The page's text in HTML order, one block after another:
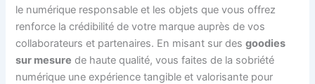
le numérique responsable et les objets que vous offrez
renforce la crédibilité de votre marque auprès de vos
collaborateurs et partenaires. En misant sur desgoodies
sur mesure de haute qualité, vous faites de la sobriété
numérique une expérience tangible et valorisante pour